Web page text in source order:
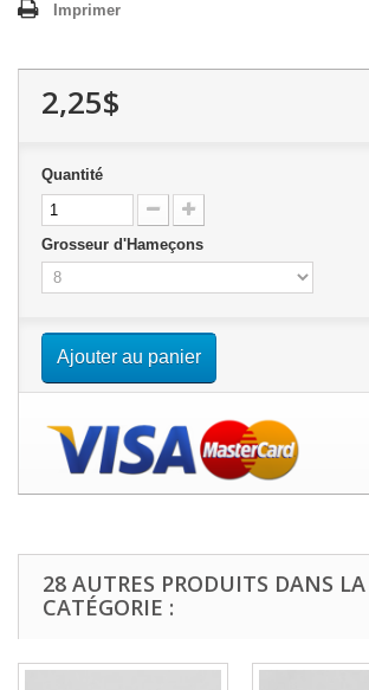
Imprimer
2,25$
Quantité
Grosseur d'Hameçons
Ajouter au panier
28 AUTRES PRODUITS DANS
CATÉGORIE :